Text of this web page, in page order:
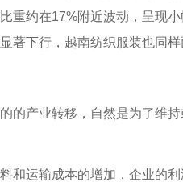
重约在17%附近波动，呈现
著下行，越南纺织服装也同样
产业转移，自然是为了维持
运输成本的增加，企业的利